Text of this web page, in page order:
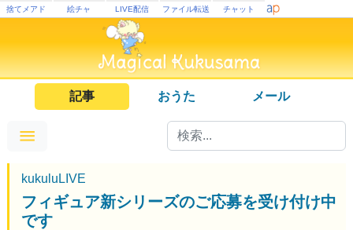
捨てメアド 絵チャ LIVE配信 ファイル転送 チャット
記事 おうた メール
kukuluLIVE
フィギュア新シリーズのご応募を受け付け中
です